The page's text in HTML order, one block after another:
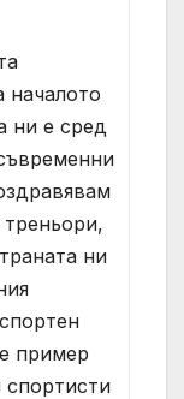
началото
ни е сред
ни
пример